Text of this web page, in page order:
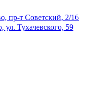
пр-т Советский, 2/16
ул. Тухачевского, 59